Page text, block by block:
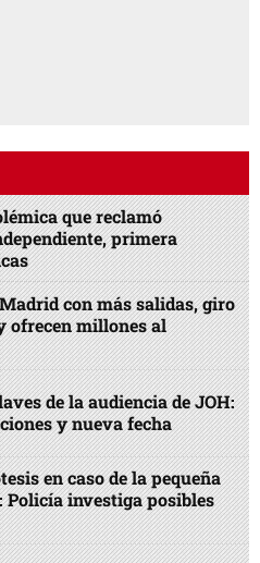
que reclamó
primera
con más salidas, giro
ofrecen millones al
de la audiencia de JOH:
y nueva fecha
en caso de la pequeña
Policía investiga posibles